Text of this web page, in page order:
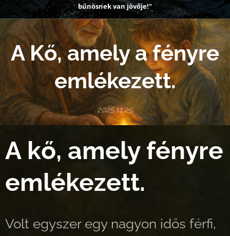
bűnösnek van jövője!"
A Kő, amely a fényre
emlékezett.
2025.11.25
A kő, amely fényre
emlékezett.
Volt egyszer egy nagyon idős férfi,